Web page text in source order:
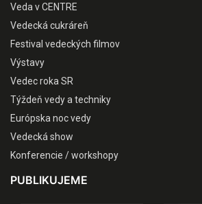
Veda v CENTRE
Vedecká cukráreň
Festival vedeckých filmov
Výstavy
Vedec roka SR
Týždeň vedy a techniky
Európska noc vedy
Vedecká show
Konferencie / workshopy
PUBLIKUJEME